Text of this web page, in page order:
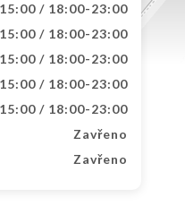
/ 18:00-23:00
/ 18:00-23:00
/ 18:00-23:00
/ 18:00-23:00
/ 18:00-23:00
Zavřeno
Zavřeno